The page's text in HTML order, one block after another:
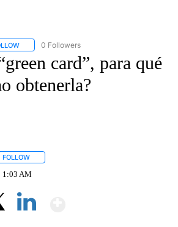
FOLLOW "CNN-SPANISH" TO RECEIVE
0 Followers
card”, para qué
obtenerla?
FOLLOW
1:03 AM